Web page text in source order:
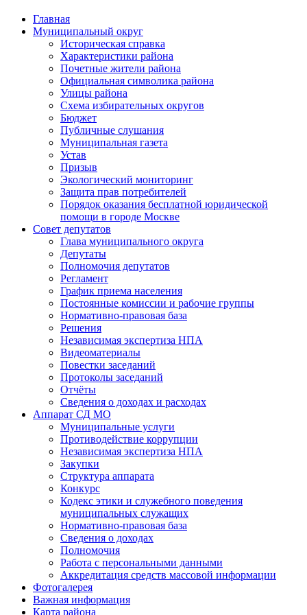
Главная
Муниципальный округ
Историческая справка
Характеристики района
Почетные жители района
Официальная символика района
Улицы района
Схема избирательных округов
Бюджет
Публичные слушания
Муниципальная газета
Устав
Призыв
Экологический мониторинг
Защита прав потребителей
Порядок оказания бесплатной юридической
помощи в городе Москве
Совет депутатов
Глава муниципального округа
Депутаты
Полномочия депутатов
Регламент
График приема населения
Постоянные комиссии и рабочие группы
Нормативно-правовая база
Решения
Независимая экспертиза НПА
Видеоматериалы
Повестки заседаний
Протоколы заседаний
Отчёты
Сведения о доходах и расходах
Аппарат СД МО
Муниципальные услуги
Противодействие коррупции
Независимая экспертиза НПА
Закупки
Структура аппарата
Конкурс
Кодекс этики и служебного поведения
муниципальных служащих
Нормативно-правовая база
Сведения о доходах
Полномочия
Работа с персональными данными
Аккредитация средств массовой информации
Фотогалерея
Важная информация
Карта района